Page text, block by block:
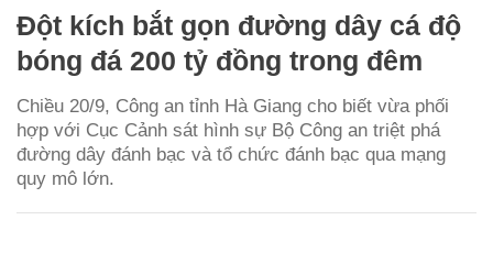
Đột kích bắt gọn đường dây cá độ
bóng đá 200 tỷ đồng trong đêm
Chiều 20/9, Công an tỉnh Hà Giang cho biết vừa phối
hợp với Cục Cảnh sát hình sự Bộ Công an triệt phá
đường dây đánh bạc và tổ chức đánh bạc qua mạng
quy mô lớn.